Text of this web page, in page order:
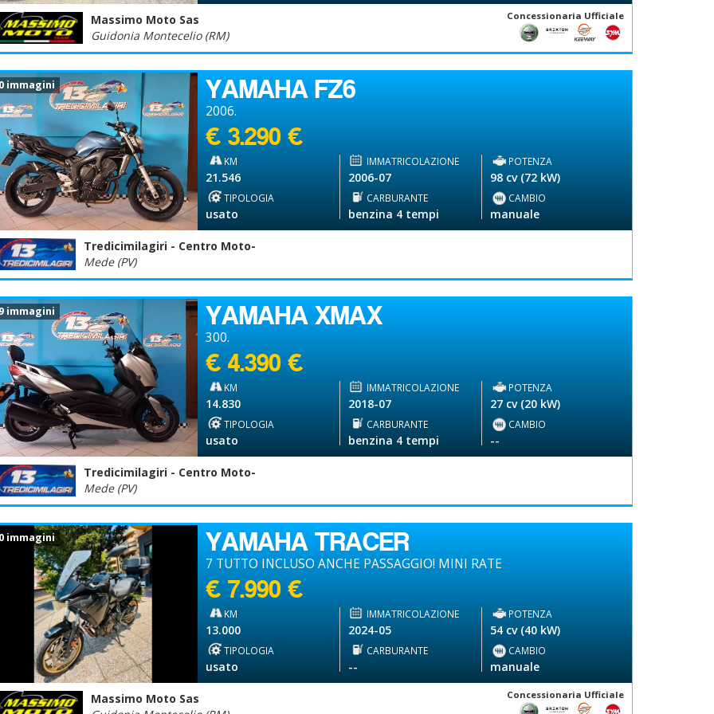
Massimo Moto Sas
Guidonia Montecelio (RM)
Concessionaria Ufficiale
immagini YAMAHA FZ6
2006.
€ 3.290 €
KM
21.546
IMMATRICOLAZIONE
2006-07
POTENZA
98 cv (72 kW)
TIPOLOGIA
usato
CARBURANTE
benzina 4 tempi
CAMBIO
manuale
Tredicimilagiri - Centro Moto-
Mede (PV)
immagini YAMAHA XMAX
300.
€ 4.390 €
KM
14.830
IMMATRICOLAZIONE
2018-07
POTENZA
27 cv (20 kW)
TIPOLOGIA
usato
CARBURANTE
benzina 4 tempi
CAMBIO
--
Tredicimilagiri - Centro Moto-
Mede (PV)
immagini YAMAHA TRACER
7 TUTTO INCLUSO ANCHE PASSAGGIO! MINI RATE
€ 7.990 €
KM
13.000
IMMATRICOLAZIONE
2024-05
POTENZA
54 cv (40 kW)
TIPOLOGIA
usato
CARBURANTE
--
CAMBIO
manuale
Massimo Moto Sas
Concessionaria Ufficiale